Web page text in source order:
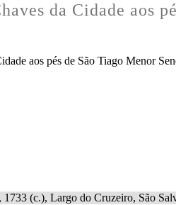
da Cidade aos
aos pés de São Tiago Menor